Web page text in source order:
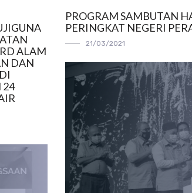
ALAM
DAN
24
PROGRAM SAMBUTAN
PERINGKAT NEGERI
21/03/2021